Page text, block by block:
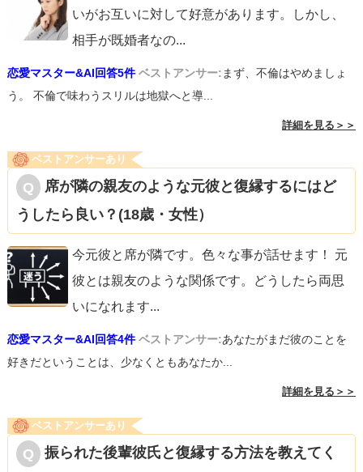
いがお互いに対して好意があります。しかし、
相手が既婚者なの...
恋愛マスター&AI回答5件 ベストアンサー:まず、不倫はやめましょ
う。 不倫で味わうスリルは地獄へと導...
詳細を見る＞＞
ベストアンサーあり
席が隣の親友のような元彼と復縁するにはど
うしたら良い？(18歳・女性）
今元彼と席が隣です。色々な事が話せます！ 元
彼とは親友のような関係です。どうしたら両思
いになれます...
恋愛マスター&AI回答4件 ベストアンサー:あなたがまだ彼のことを
好きだということは、少なくともあなたか...
詳細を見る＞＞
ベストアンサーあり
振られた後輩彼氏と復縁する方法を教えてく